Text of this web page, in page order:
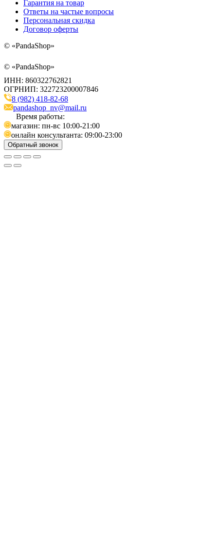
Гарантия на товар
Ответы на частые вопросы
Персональная скидка
Договор оферты
© «PandaShop»
© «PandaShop»
ИНН: 860322762821
ОГРНИП: 322723200007846
8 (982) 418-82-68
pandashop_nv@mail.ru
Время работы:
магазин: пн-вс 10:00-21:00
онлайн консультанта: 09:00-23:00
Обратный звонок